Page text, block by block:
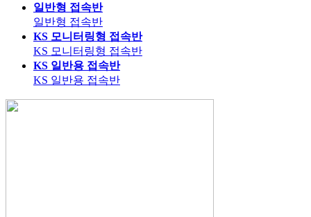
일반형 접속반
일반형 접속반
KS 모니터링형 접속반
KS 모니터링형 접속반
KS 일반용 접속반
KS 일반용 접속반